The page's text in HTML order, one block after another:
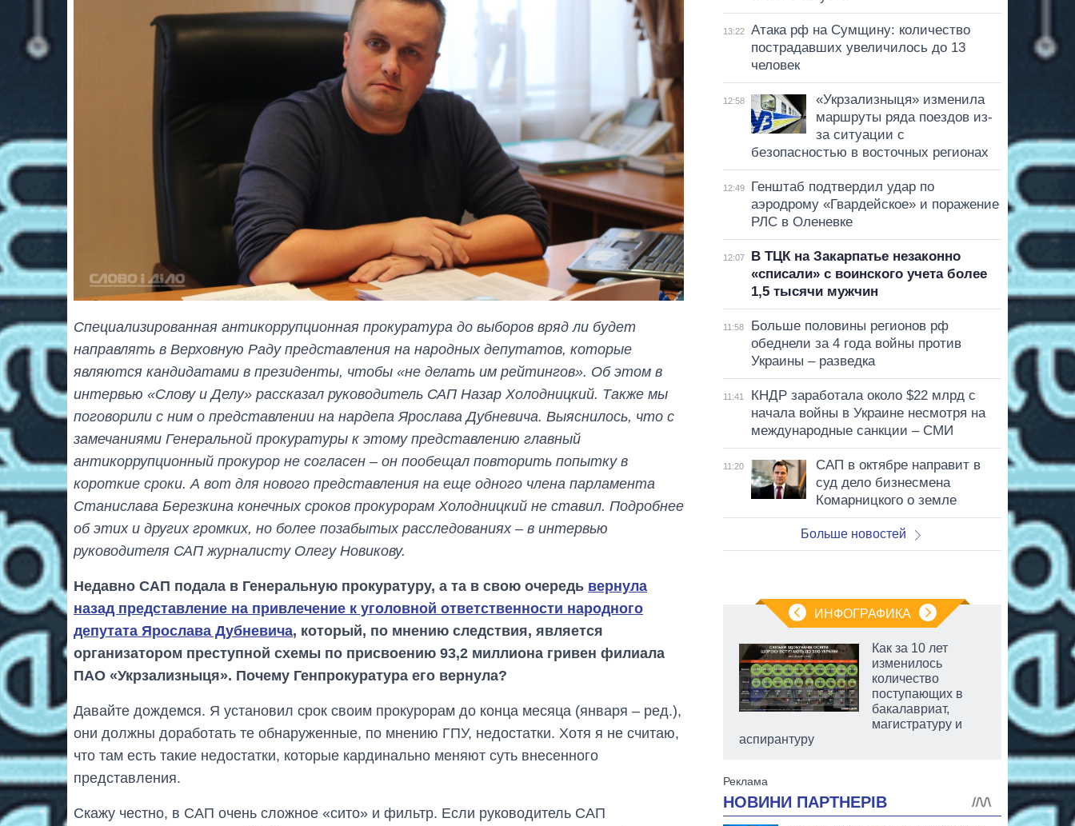
Специализированная антикоррупционная прокуратура до выборов вряд ли будет
направлять в Верховную Раду представления на народных депутатов, которые
являются кандидатами в президенты, чтобы «не делать им рейтингов». Об этом в
интервью «Слову и Делу» рассказал руководитель САП Назар Холодницкий. Также мы
поговорили с ним о представлении на нардепа Ярослава Дубневича. Выяснилось, что с
замечаниями Генеральной прокуратуры к этому представлению главный
антикоррупционный прокурор не согласен – он пообещал повторить попытку в
короткие сроки. А вот для нового представления на еще одного члена парламента
Станислава Березкина конечных сроков прокурорам Холодницкий не ставил. Подробнее
об этих и других громких, но более позабытых расследованиях – в интервью
руководителя САП журналисту Олегу Новикову.
Недавно САП подала в Генеральную прокуратуру, а та в свою очередь вернула
назад представление на привлечение к уголовной ответственности народного
депутата Ярослава Дубневича, который, по мнению следствия, является
организатором преступной схемы по присвоению 93,2 миллиона гривен филиала
ПАО «Укрзализныця». Почему Генпрокуратура его вернула?
Давайте дождемся. Я установил срок своим прокурорам до конца месяца (января – ред.),
они должны доработать те обнаруженные, по мнению ГПУ, недостатки. Хотя я не считаю,
что там есть такие недостатки, которые кардинально меняют суть внесенного
представления.
Скажу честно, в САП очень сложное «сито» и фильтр. Если руководитель САП
13:22
Атака рф на Сумщину: количество
пострадавших увеличилось до 13
человек
12:58
«Укрзализныця» изменила
маршруты ряда поездов из-
за ситуации с
безопасностью в восточных регионах
12:49
Генштаб подтвердил удар по
аэродрому «Гвардейское» и поражение
РЛС в Оленевке
12:07
В ТЦК на Закарпатье незаконно
«списали» с воинского учета более
1,5 тысячи мужчин
11:58
Больше половины регионов рф
обеднели за 4 года войны против
Украины – разведка
11:41
КНДР заработала около $22 млрд с
начала войны в Украине несмотря на
международные санкции – СМИ
11:20
САП в октябре направит в
суд дело бизнесмена
Комарницкого о земле
Больше новостей
ИНФОГРАФИКА
Как выросли
тарифы на
на начало августа
Как за 10 лет
изменилось
количество
поступающих в
бакалавриат,
магистратуру и
аспирантуру